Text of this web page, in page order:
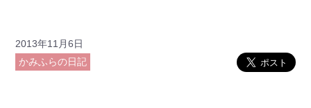
2013年11月6日
かみふらの日記